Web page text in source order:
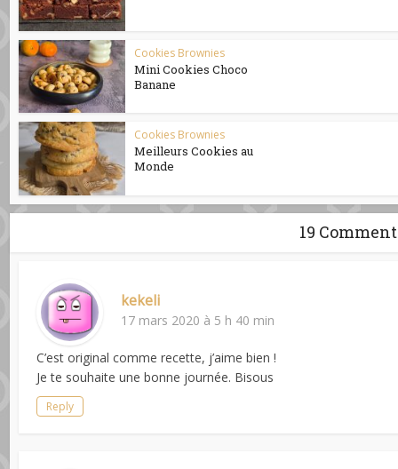
Cookies Brownies
Mini Cookies Choco
Banane
Cookies Brownies
Meilleurs Cookies au
Monde
19
kekeli
17 mars 2020 à 5 h 40 min
C’est original comme recette, j’aime bien !
Je te souhaite une bonne journée. Bisous
Reply